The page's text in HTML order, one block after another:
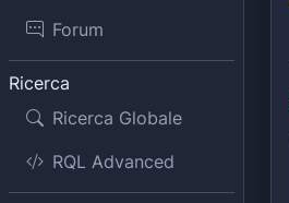
Forum
Ricerca
Ricerca Globale
RQL Advanced